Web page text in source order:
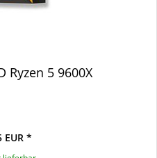
Ryzen 5 9600X
EUR *